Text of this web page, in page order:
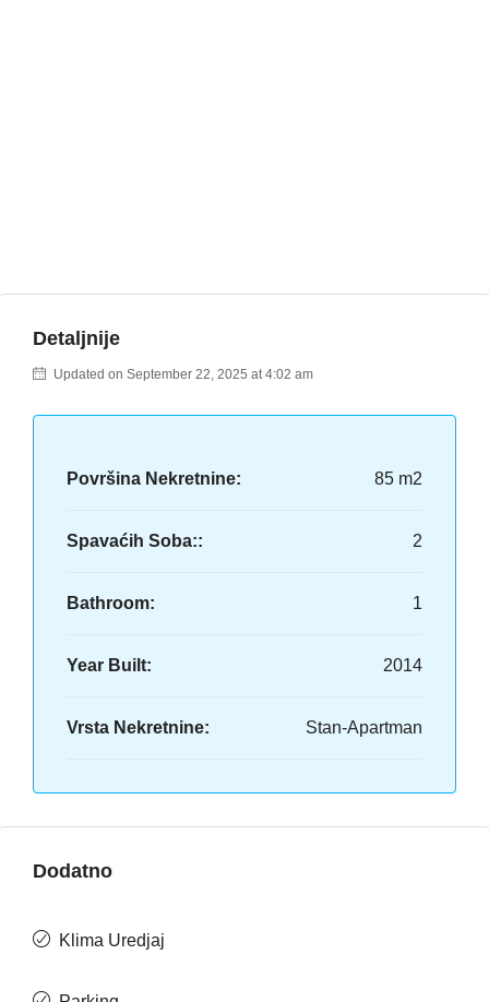
Detaljnije
Updated on September 22, 2025 at 4:02 am
Površina Nekretnine: 85 m2
Spavaćih Soba:: 2
Bathroom: 1
Year Built: 2014
Vrsta Nekretnine: Stan-Apartman
Dodatno
Klima Uredjaj